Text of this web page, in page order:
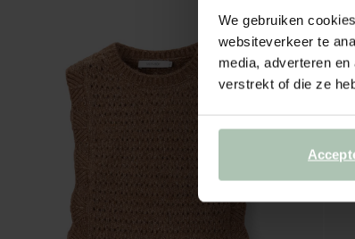
We gebruiken
websiteverkeer te
media, adverteren
verstrekt of die ze